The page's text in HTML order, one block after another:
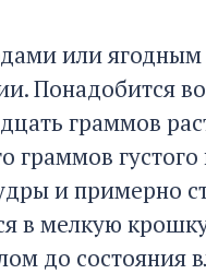
или
Понадобится
граммов
граммов
и примерно
в мелкую
до состояния